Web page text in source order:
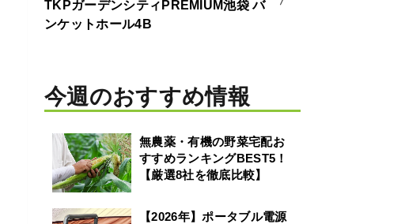
TKPガーデンシティPREMIUM池袋 バ
ンケットホール4B
今週のおすすめ情報
無農薬・有機の野菜宅配お
すすめランキングBEST5！
【厳選8社を徹底比較】
【2026年】ポータブル電源